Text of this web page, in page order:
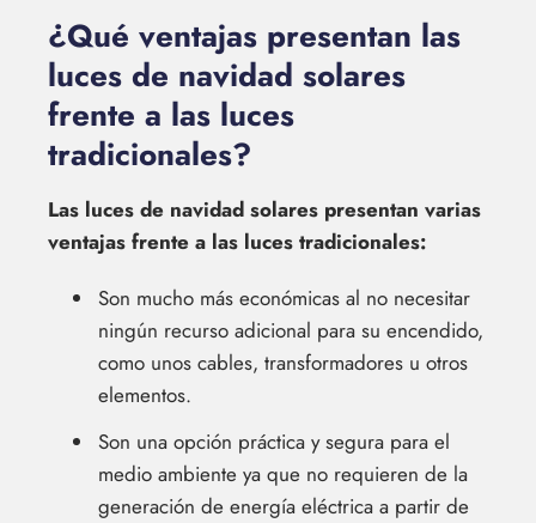
¿Qué ventajas presentan las
luces de navidad solares
frente a las luces
tradicionales?
Las luces de navidad solares presentan varias
ventajas frente a las luces tradicionales:
Son mucho más económicas al no necesitar
ningún recurso adicional para su encendido,
como unos cables, transformadores u otros
elementos.
Son una opción práctica y segura para el
medio ambiente ya que no requieren de la
generación de energía eléctrica a partir de